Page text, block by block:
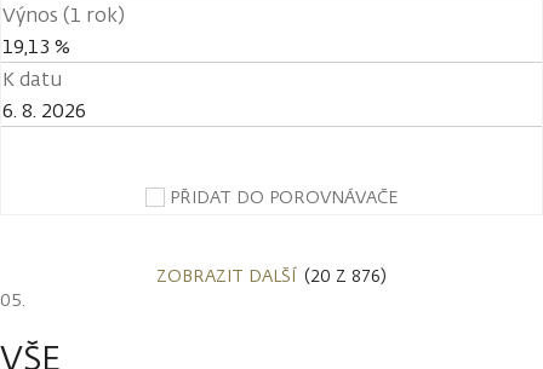
Výnos (1 rok)
19,13 %
K datu
6. 8. 2026
PŘIDAT DO POROVNÁVAČE
ZOBRAZIT DALŠÍ (20 Z 876)
VŠE